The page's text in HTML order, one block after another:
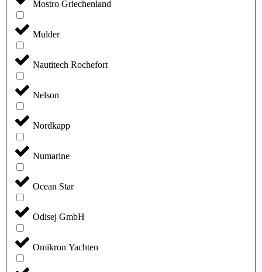
Mostro Griechenland
Mulder
Nautitech Rochefort
Nelson
Nordkapp
Numarine
Ocean Star
Odisej GmbH
Omikron Yachten